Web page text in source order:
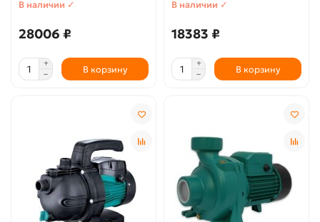
В наличии ✓
28006 ₽
В корзину
В наличии ✓
18383 ₽
В корзину